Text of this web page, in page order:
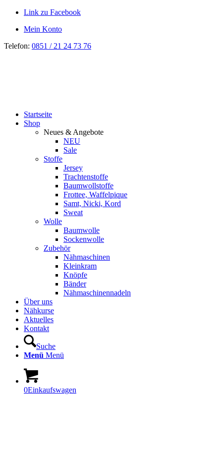
Link zu Facebook
Mein Konto
Telefon: 0851 / 21 24 73 76
Startseite
Shop
Neues & Angebote
NEU
Sale
Stoffe
Jersey
Trachtenstoffe
Baumwollstoffe
Frottee, Waffelpique
Samt, Nicki, Kord
Sweat
Wolle
Baumwolle
Sockenwolle
Zubehör
Nähmaschinen
Kleinkram
Knöpfe
Bänder
Nähmaschinennadeln
Über uns
Nähkurse
Aktuelles
Kontakt
Suche
Menü Menü
0Einkaufswagen